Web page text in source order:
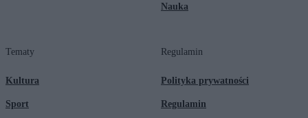
Nauka
Tematy
Kultura
Sport
Regulamin
Polityka prywatności
Regulamin